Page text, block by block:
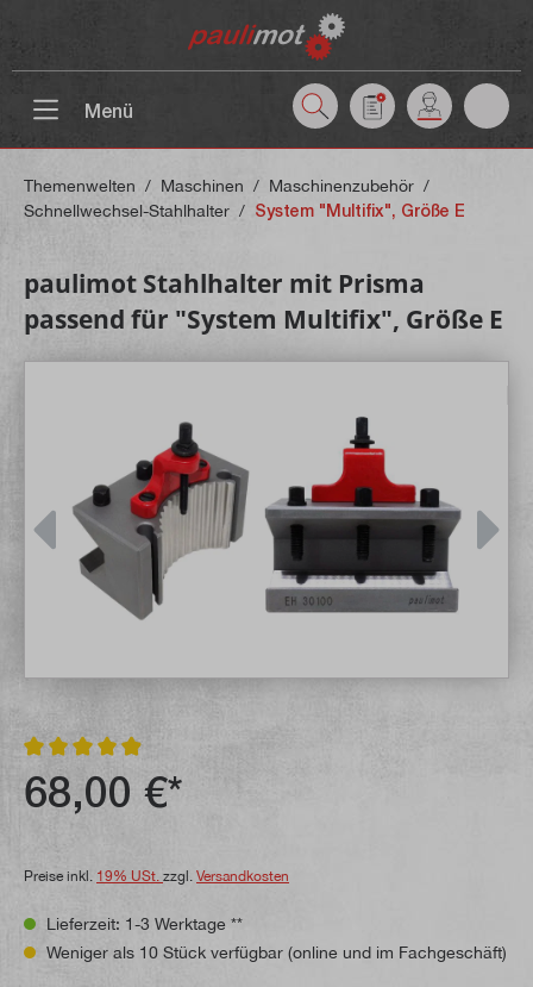
Menü
Themenwelten / Maschinen / Maschinenzubehör /
Schnellwechsel-Stahlhalter / System "Multifix", Größe E
paulimot Stahlhalter mit Prisma
passend für "System Multifix", Größe E
Durchschnittliche Bewertung von 4.9 von 5 Sternen
68,00 €*
Preise inkl. 19% USt. zzgl. Versandkosten
Lieferzeit: 1-3 Werktage **
Weniger als 10 Stück verfügbar (online und im Fachgeschäft)